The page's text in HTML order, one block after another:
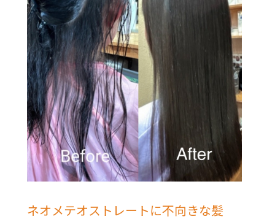
ネオメテオストレートに不向きな髪